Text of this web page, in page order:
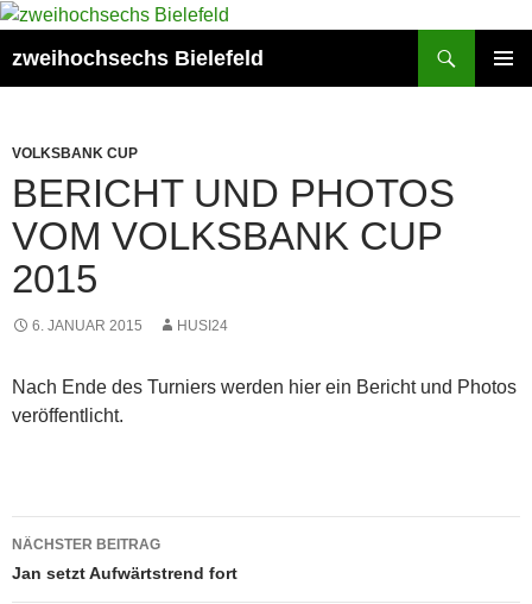
Zum
springen
zweihochsechs Bielefeld
VOLKSBANK CUP
BERICHT UND PHOTOS
VOM VOLKSBANK CUP
2015
6. JANUAR 2015 HUSI24
Nach Ende des Turniers werden hier ein Bericht und Photos
veröffentlicht.
Beitragsnavigation
NÄCHSTER BEITRAG
Jan setzt Aufwärtstrend fort